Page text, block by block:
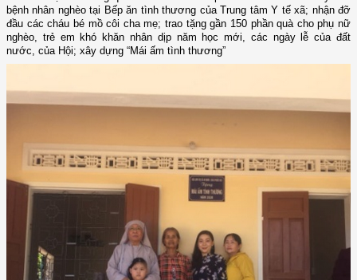
bệnh nhân nghèo tại Bếp ăn tình thương của Trung tâm Y tế xã; nhận đỡ
đầu các cháu bé mồ côi cha mẹ; trao tặng gần 150 phần quà cho phụ nữ
nghèo, trẻ em khó khăn nhân dịp năm học mới, các ngày lễ của đất
nước, của Hội; xây dựng “Mái ấm tình thương”